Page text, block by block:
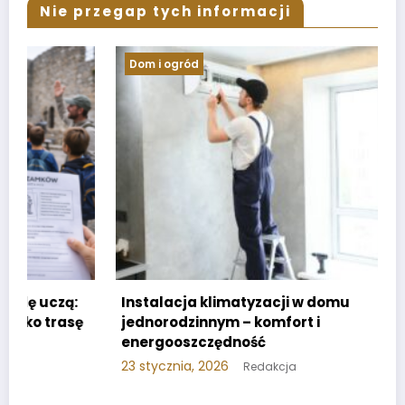
Nie przegap tych informacji
Dom i ogród
Instalacja klimatyzacji w domu
jednorodzinnym – komfort i
energooszczędność
23 stycznia, 2026 Redakcja